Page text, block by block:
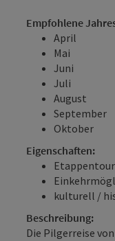
Empfohlene
April
Mai
Juni
Juli
August
September
Oktober
Eigenschaften:
Etappentour
kulturell /
Beschreibung:
Die Pilgerreise